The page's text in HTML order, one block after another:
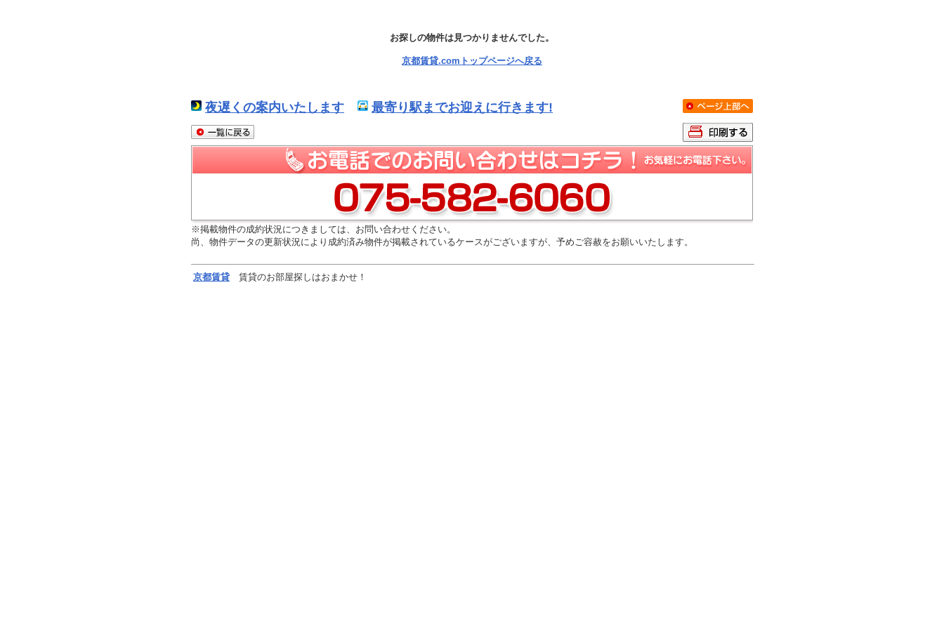
お探しの物件は見つかりませんでした。
京都賃貸.comトップページへ戻る
夜遅くの案内いたします 最寄り駅までお迎えに行きます!
※掲載物件の成約状況につきましては、お問い合わせください。
尚、物件データの更新状況により成約済み物件が掲載されているケースがございますが、予めご容赦をお願いいたします。
京都賃貸 賃貸のお部屋探しはおまかせ！